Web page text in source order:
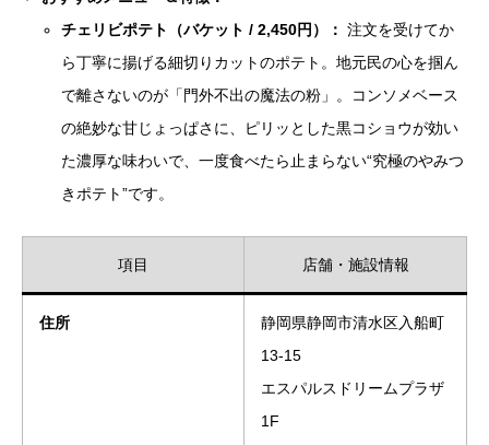
チェリビポテト（バケット / 2,450円）： 注文を受けてか
ら丁寧に揚げる細切りカットのポテト。地元民の心を掴ん
で離さないのが「門外不出の魔法の粉」。コンソメベース
の絶妙な甘じょっぱさに、ピリッとした黒コショウが効い
た濃厚な味わいで、一度食べたら止まらない“究極のやみつ
きポテト”です。
項目 店舗・施設情報
住所
静岡県静岡市清水区入船町
13-15
エスパルスドリームプラザ
1F